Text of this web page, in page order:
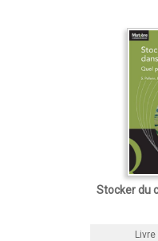
Stocker du
Livre